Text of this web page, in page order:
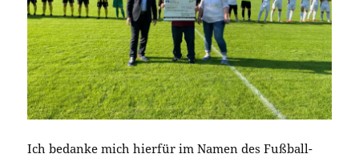
Ich bedanke mich hierfür im Namen des Fußball-